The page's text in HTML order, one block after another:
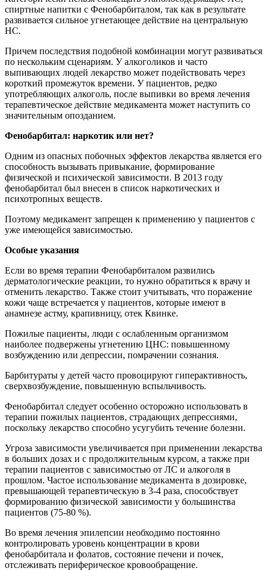
спиртные напитки с Фенобарбиталом, так как в результате
развивается сильное угнетающее действие на центральную
НС.
Причем последствия подобной комбинации могут развиваться
по нескольким сценариям. У алкоголиков и часто
выпивающих людей лекарство может подействовать через
короткий промежуток времени. У пациентов, редко
употребляющих алкоголь, после выпивки во время лечения
терапевтическое действие медикамента может наступить со
значительным опозданием.
Фенобарбитал: наркотик или нет?
Одним из опасных побочных эффектов лекарства является его
способность вызывать привыкание, формирование
физической и психической зависимости. В 2013 году
фенобарбитал был внесен в список наркотических и
психотропных веществ.
Поэтому медикамент запрещен к применению у пациентов с
уже имеющейся зависимостью.
Особые указания
Если во время терапии Фенобарбиталом развились
дерматологические реакции, то нужно обратиться к врачу и
отменить лекарство. Также стоит учитывать, что поражение
кожи чаще встречается у пациентов, которые имеют в
анамнезе астму, крапивницу, отек Квинке.
Пожилые пациенты, люди с ослабленным организмом
наиболее подвержены угнетению ЦНС: повышенному
возбуждению или депрессии, помрачении сознания.
Барбитураты у детей часто провоцируют гиперактивность,
сверхвозбуждение, повышенную вспыльчивость.
Фенобарбитал следует особенно осторожно использовать в
терапии пожилых пациентов, страдающих депрессиями,
поскольку лекарство способно усугубить течение болезни.
Угроза зависимости увеличивается при применении лекарства
в больших дозах и с продолжительным курсом, а также при
терапии пациентов с зависимостью от ЛС и алкоголя в
прошлом. Частое использование медикамента в дозировке,
превышающей терапевтическую в 3-4 раза, способствует
формированию физической зависимости у большинства
пациентов (75-80 %).
Во время лечения эпилепсии необходимо постоянно
контролировать уровень концентрации в крови
фенобарбитала и фолатов, состояние печени и почек,
отслеживать периферическое кровообращение.